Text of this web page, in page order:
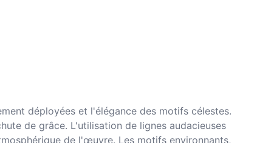
déployées et l'élégance des motifs célestes.
de grâce. L'utilisation de lignes audacieuses
de l'œuvre. Les motifs environnants,